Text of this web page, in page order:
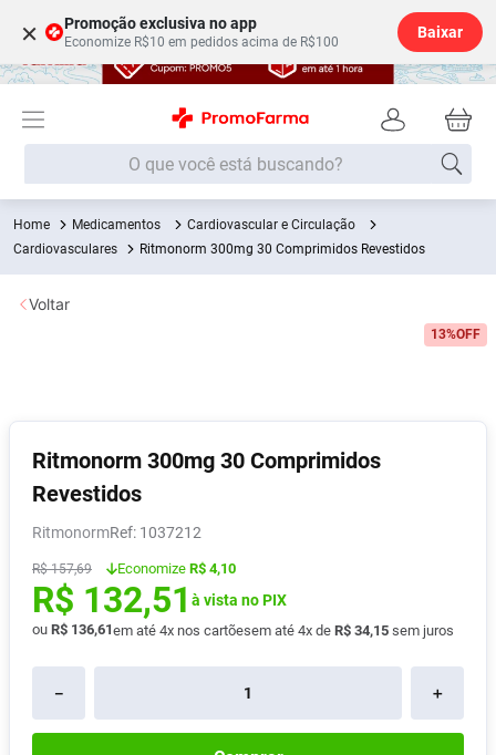
× Promoção exclusiva no app
Economize R$10 em pedidos acima de R$100
Baixar
O que você está buscando?
Medicamentos
Cardiovascular e Circulação
Cardiovasculares
Ritmonorm 300mg 30 Comprimidos Revestidos
13%OFF
Ritmonorm 300mg 30 Comprimidos
Revestidos
Ritmonorm : 1037212
R$ 157,69 Economize R$ 4,10
R$ 132,51 à vista no PIX
ou R$ 136,61em até 4x nos cartõesem até 4x de R$ 34,15 sem juros
＋
－
Voltar
Termos mais buscados
1º Fralda
2
5º Fralda G
6º Shampoo
7º Desodorante
Absorvente
Lavitan
10 Vitamina D